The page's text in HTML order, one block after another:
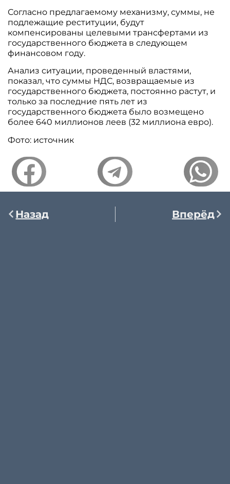
Согласно предлагаемому механизму, суммы, не
подлежащие реституции, будут
компенсированы целевыми трансфертами из
государственного бюджета в следующем
финансовом году.
Анализ ситуации, проведенный властями,
показал, что суммы НДС, возвращаемые из
государственного бюджета, постоянно растут, и
только за последние пять лет из
государственного бюджета было возмещено
более 640 миллионов леев (32 миллиона евро).
Фото: источник
Назад Вперёд